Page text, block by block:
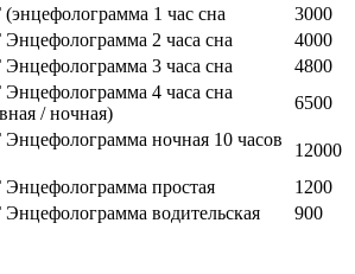
1 час сна
3000
2 часа сна
4000
3 часа сна
4800
4 часа сна
/ ночная)
6500
ночная 10 часов
12000
простая
1200
водительская 900